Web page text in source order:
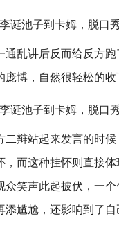
通乱讲后反而给反方
庞博，自然很轻松的收
二辩站起来发言的时
，而这种挂怀则直接
众笑声此起披伏，一
尴尬，还影响到了自